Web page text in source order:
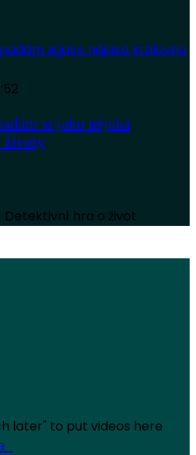
si jako nějaká
životy
Detektivní hra o život
later" to put videos here